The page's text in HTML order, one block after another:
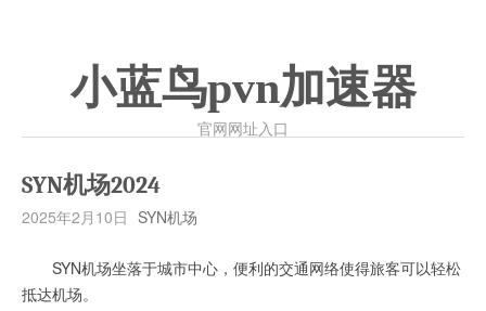
小蓝鸟pvn加速器
官网网址入口
SYN机场2024
2025年2月10日 SYN机场
SYN机场坐落于城市中心，便利的交通网络使得旅客可以轻松
抵达机场。